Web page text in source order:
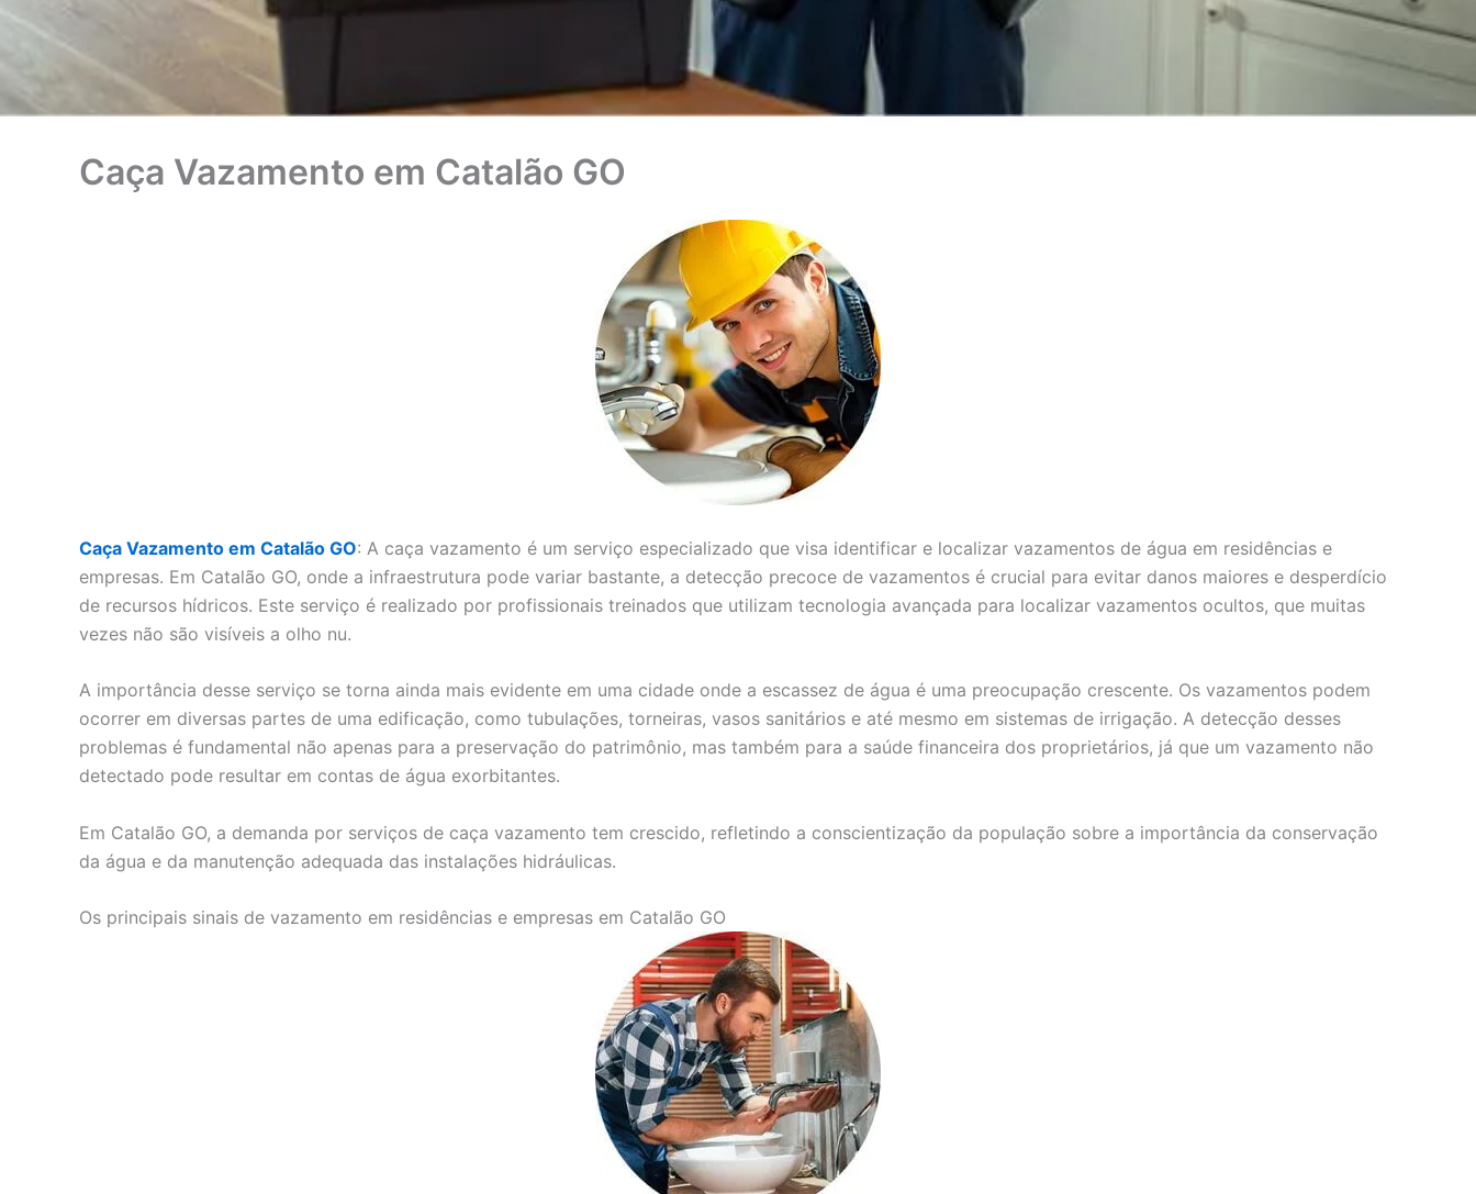
Caça Vazamento em Catalão GO
Caça Vazamento em Catalão GO: A caça vazamento é um serviço especializado que visa identificar e localizar vazamentos de água em residências e
empresas. Em Catalão GO, onde a infraestrutura pode variar bastante, a detecção precoce de vazamentos é crucial para evitar danos maiores e desperdício
de recursos hídricos. Este serviço é realizado por profissionais treinados que utilizam tecnologia avançada para localizar vazamentos ocultos, que muitas
vezes não são visíveis a olho nu.
A importância desse serviço se torna ainda mais evidente em uma cidade onde a escassez de água é uma preocupação crescente. Os vazamentos podem
ocorrer em diversas partes de uma edificação, como tubulações, torneiras, vasos sanitários e até mesmo em sistemas de irrigação. A detecção desses
problemas é fundamental não apenas para a preservação do patrimônio, mas também para a saúde financeira dos proprietários, já que um vazamento não
detectado pode resultar em contas de água exorbitantes.
Em Catalão GO, a demanda por serviços de caça vazamento tem crescido, refletindo a conscientização da população sobre a importância da conservação
da água e da manutenção adequada das instalações hidráulicas.
Os principais sinais de vazamento em residências e empresas em Catalão GO